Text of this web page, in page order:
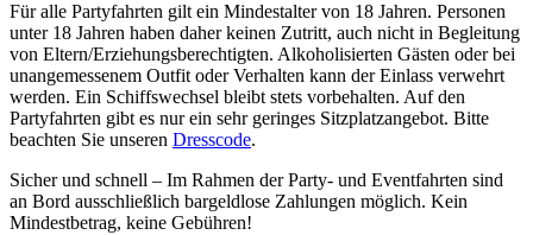
Für alle Partyfahrten gilt ein Mindestalter von 18 Jahren. Personen
unter 18 Jahren haben daher keinen Zutritt, auch nicht in Begleitung
von Eltern/Erziehungsberechtigten. Alkoholisierten Gästen oder bei
unangemessenem Outfit oder Verhalten kann der Einlass verwehrt
werden. Ein Schiffswechsel bleibt stets vorbehalten. Auf den
Partyfahrten gibt es nur ein sehr geringes Sitzplatzangebot. Bitte
beachten Sie unseren Dresscode.
Sicher und schnell – Im Rahmen der Party- und Eventfahrten sind
an Bord ausschließlich bargeldlose Zahlungen möglich. Kein
Mindestbetrag, keine Gebühren!